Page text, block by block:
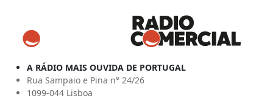
A RÁDIO MAIS OUVIDA DE PORTUGAL
Rua Sampaio e Pina n° 24/26
1099-044 Lisboa